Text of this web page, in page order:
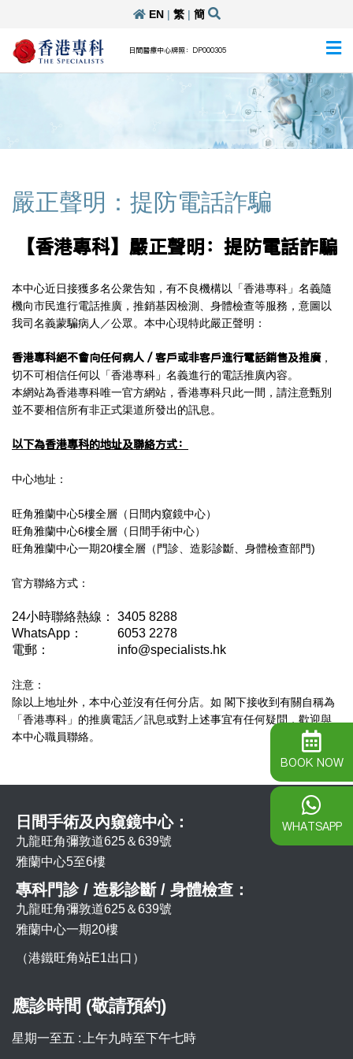
EN| 繁| 簡
日間醫療中心牌照：DP000305
嚴正聲明：提防電話詐騙
【香港專科】嚴正聲明：提防電話詐騙
本中心近日接獲多名公衆告知，有不良機構以「香港專科」名義隨
機向市民進行電話推廣，推銷基因檢測、身體檢查等服務，意圖以
我司名義蒙騙病人／公眾。本中心現特此嚴正聲明：
香港專科絕不會向任何病人／客戶或非客戶進行電話銷售及推廣，
切不可相信任何以「香港專科」名義進行的電話推廣內容。
本網站為香港專科唯一官方網站，香港專科只此一間，請注意甄別
並不要相信所有非正式渠道所發出的訊息。
以下為香港專科的地址及聯絡方式：
中心地址：
旺角雅蘭中心5樓全層（日間内窺鏡中心）
旺角雅蘭中心6樓全層（日間手術中心）
旺角雅蘭中心一期20樓全層（門診、造影診斷、身體檢查部門)
官方聯絡方式：
24小時聯絡熱線： 3405 8288
WhatsApp：
6053 2278
電郵：
info@specialists.hk
注意：
除以上地址外，本中心並沒有任何分店。如 閣下接收到有關自稱為
「香港專科」的推廣電話／訊息或對上述事宜有任何疑問，歡迎與
本中心職員聯絡。
日間手術及內窺鏡中心：
九龍旺角彌敦道625＆639號
雅蘭中心5至6樓
專科門診 / 造影診斷 / 身體檢查：
九龍旺角彌敦道625＆639號
雅蘭中心一期20樓
（港鐵旺角站E1出口）
應診時間 (敬請預約)
星期一至五 : 上午九時至下午七時
BOOK NOW
WHATSAPP